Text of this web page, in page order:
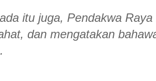
itu juga, Pendakwa
dan mengatakan